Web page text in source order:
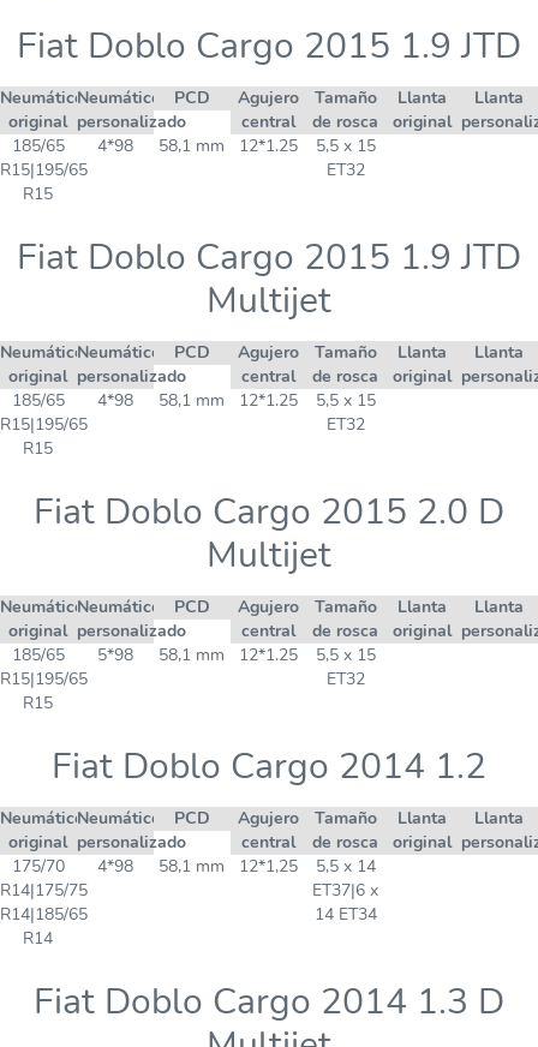
Fiat Doblo Cargo 2015 1.9 JTD
Neumático
original
Neumático
personalizado
PCD
Agujero
central
Tamaño
de rosca
Llanta
original
Llanta
185/65
R15|195/65
R15
4*98 58,1 mm 12*1.25
5,5 x 15
ET32
Fiat Doblo Cargo 2015 1.9 JTD
Multijet
Neumático
original
Neumático
personalizado
PCD
Agujero
central
Tamaño
de rosca
Llanta
original
Llanta
185/65
R15|195/65
R15
4*98 58,1 mm 12*1.25
5,5 x 15
ET32
Fiat Doblo Cargo 2015 2.0 D
Multijet
Neumático
original
Neumático
personalizado
PCD
Agujero
central
Tamaño
de rosca
Llanta
original
Llanta
185/65
R15|195/65
R15
5*98 58,1 mm 12*1.25
5,5 x 15
ET32
Fiat Doblo Cargo 2014 1.2
Neumático
original
Neumático
personalizado
PCD
Agujero
central
Tamaño
de rosca
Llanta
original
Llanta
175/70
R14|175/75
R14|185/65
R14
4*98 58,1 mm 12*1,25
5,5 x 14
ET37|6 x
14 ET34
Fiat Doblo Cargo 2014 1.3 D